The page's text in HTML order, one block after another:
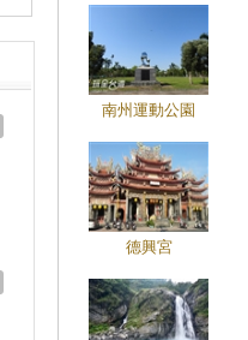
南州運動公園
德興宮